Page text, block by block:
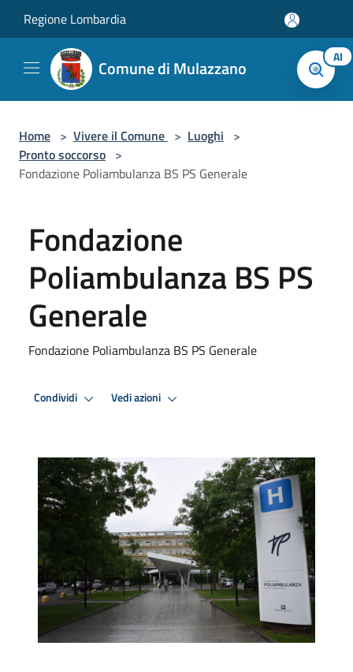
Regione Lombardia
Comune di Mulazzano AI
Home > Vivere il Comune > Luoghi >
Pronto soccorso >
Fondazione Poliambulanza BS PS Generale
Fondazione
Poliambulanza BS PS
Generale
Fondazione Poliambulanza BS PS Generale
Condividi Vedi azioni